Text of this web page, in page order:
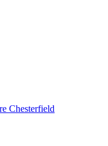
Chesterfield